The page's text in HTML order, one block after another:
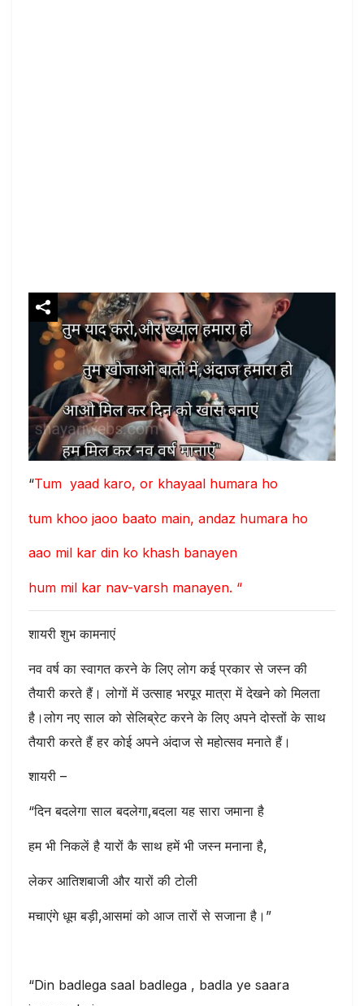
“Tum yaad karo, or khayaal humara ho
tum khoo jaoo baato main, andaz humara ho
aao mil kar din ko khash banayen
hum mil kar nav-varsh manayen. “
शायरी शुभ कामनाएं
नव वर्ष का स्वागत करने के लिए लोग कई प्रकार से जस्न की
तैयारी करते हैं। लोगों में उत्साह भरपूर मात्रा में देखने को मिलता
है।लोग नए साल को सेलिब्रेट करने के लिए अपने दोस्तों के साथ
तैयारी करते हैं हर कोई अपने अंदाज से महोत्सव मनाते हैं।
शायरी –
“दिन बदलेगा साल बदलेगा,बदला यह सारा जमाना है
हम भी निकलें है यारों कै साथ हमें भी जस्न मनाना है,
लेकर आतिशबाजी और यारों की टोली
मचाएंगे धूम बड़ी,आसमां को आज तारों से सजाना है।”
“Din badlega saal badlega , badla ye saara